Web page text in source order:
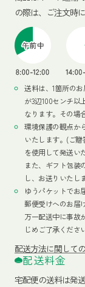
の際は、ご注文時
送料は、1箇所の
が3辺100センチ以
なります。その場
環境保護の観点か
いたします。(ご
を使用して発送い
また、ギフト包装
し、お送りいたし
ゆうパケットでお
郵便受けへのお届
万一配送中に事故
じめご了承くださ
配送方法に関して
配送料金
宅配便の送料は発